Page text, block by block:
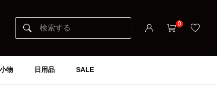
0
物 日用品 SALE